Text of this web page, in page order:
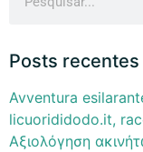
Posts recentes
Avventura
licuorididodo.it,
Αξιολόγηση